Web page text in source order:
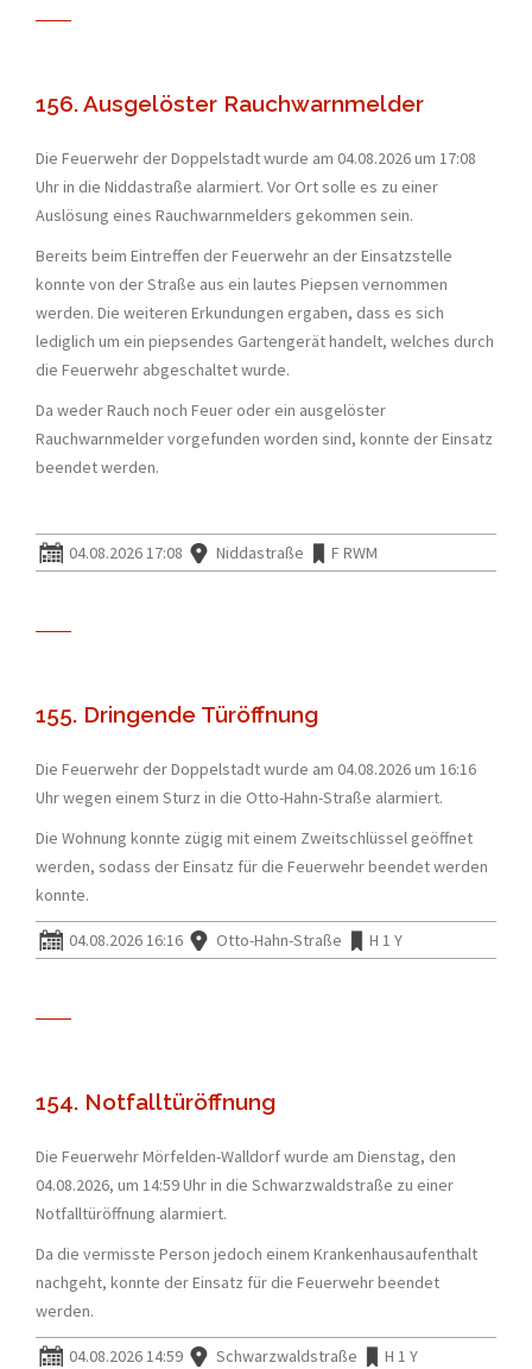
156. Ausgelöster Rauchwarnmelder
Die Feuerwehr der Doppelstadt wurde am 04.08.2026 um 17:08
Uhr in die Niddastraße alarmiert. Vor Ort solle es zu einer
Auslösung eines Rauchwarnmelders gekommen sein.
Bereits beim Eintreffen der Feuerwehr an der Einsatzstelle
konnte von der Straße aus ein lautes Piepsen vernommen
werden. Die weiteren Erkundungen ergaben, dass es sich
lediglich um ein piepsendes Gartengerät handelt, welches durch
die Feuerwehr abgeschaltet wurde.
Da weder Rauch noch Feuer oder ein ausgelöster
Rauchwarnmelder vorgefunden worden sind, konnte der Einsatz
beendet werden.
04.08.2026 17:08 Niddastraße F RWM
155. Dringende Türöffnung
Die Feuerwehr der Doppelstadt wurde am 04.08.2026 um 16:16
Uhr wegen einem Sturz in die Otto-Hahn-Straße alarmiert.
Die Wohnung konnte zügig mit einem Zweitschlüssel geöffnet
werden, sodass der Einsatz für die Feuerwehr beendet werden
konnte.
04.08.2026 16:16 Otto-Hahn-Straße H 1 Y
154. Notfalltüröffnung
Die Feuerwehr Mörfelden-Walldorf wurde am Dienstag, den
04.08.2026, um 14:59 Uhr in die Schwarzwaldstraße zu einer
Notfalltüröffnung alarmiert.
Da die vermisste Person jedoch einem Krankenhausaufenthalt
nachgeht, konnte der Einsatz für die Feuerwehr beendet
werden.
04.08.2026 14:59 Schwarzwaldstraße H 1 Y